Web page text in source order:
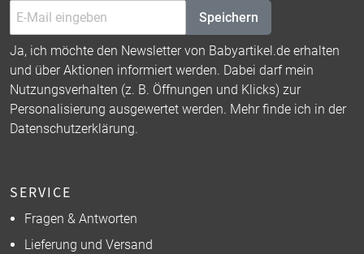
Speichern
Ja, ich möchte den Newsletter von Babyartikel.de erhalten
und über Aktionen informiert werden. Dabei darf mein
Nutzungsverhalten (z. B. Öffnungen und Klicks) zur
Personalisierung ausgewertet werden. Mehr finde ich in der
Datenschutzerklärung.
SERVICE
Fragen & Antworten
Lieferung und Versand